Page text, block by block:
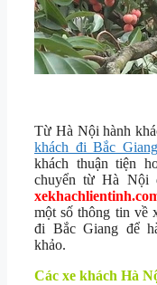
Từ Hà Nội hành
khách đi Bắc Giang
khách thuận tiện
chuyển từ Hà Nội
một số thông tin về
đi Bắc Giang để
khảo.
Các xe khách Hà